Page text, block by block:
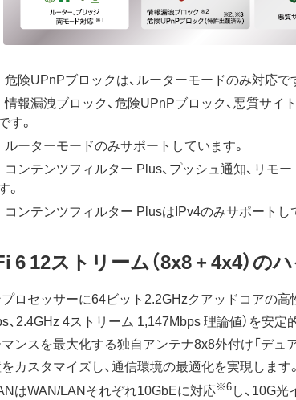
険UPnPブロックは、ルーターモードのみ対応で
報漏洩ブロック、危険UPnPブロック、悪質サ
す。
ーターモードのみサポートしています。
ンテンツフィルター Plus、プッシュ通知、リモ
。
ンテンツフィルター PlusはIPv4のみサポートし
6 12ストリーム（8x8 + 4x4）の
ロセッサーに64ビット2.2GHzクアッドコアの高
、2.4GHz 4ストリーム 1,147Mbps 理論値）を安
ンスを最大化する独自アンテナ8x8外付け「デュ
カスタマイズし、通信環境の最適化を実現します。
はWAN/LANそれぞれ10GbEに対応※6し、10G